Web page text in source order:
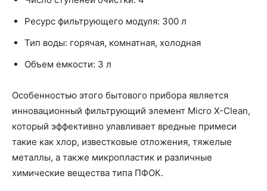
Ресурс фильтрующего модуля: 300 л
Тип воды: горячая, комнатная, холодная
Объем емкости: 3 л
Особенностью этого бытового прибора является
инновационный фильтрующий элемент Micro X-Clean,
который эффективно улавливает вредные примеси
такие как хлор, известковые отложения, тяжелые
металлы, а также микропластик и различные
химические вещества типа ПФОК.